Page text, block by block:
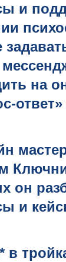
и
на
он
и
в